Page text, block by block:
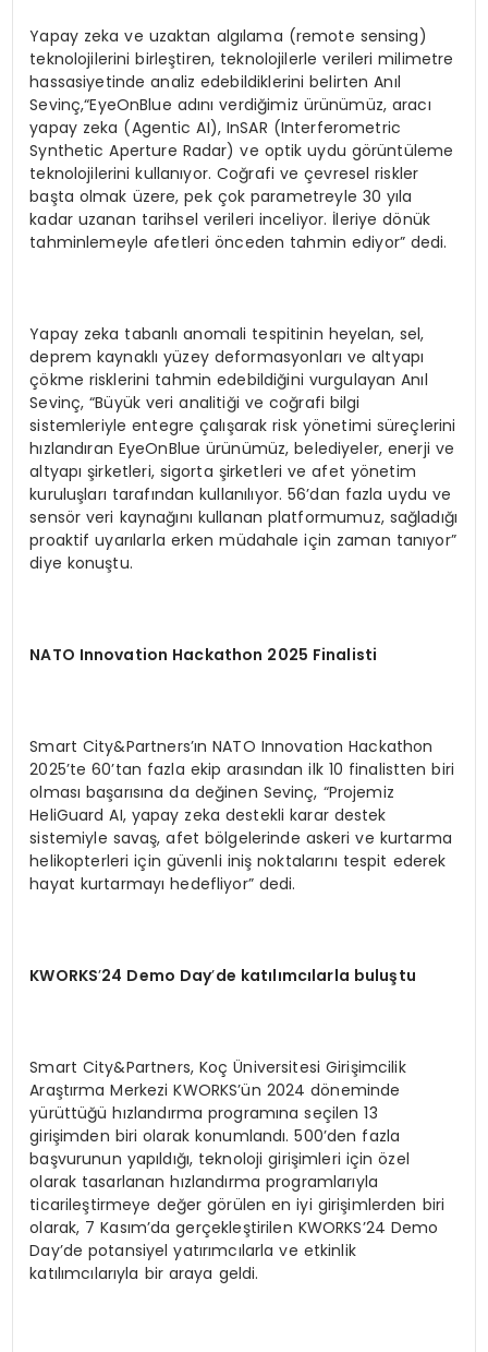
Yapay zeka ve uzaktan algılama (remote sensing)
teknolojilerini birleştiren, teknolojilerle verileri milimetre
hassasiyetinde analiz edebildiklerini belirten Anıl
Sevinç,“EyeOnBlue adını verdiğimiz ürünümüz, aracı
yapay zeka (Agentic AI), InSAR (Interferometric
Synthetic Aperture Radar) ve optik uydu görüntüleme
teknolojilerini kullanıyor. Coğrafi ve çevresel riskler
başta olmak üzere, pek çok parametreyle 30 yıla
kadar uzanan tarihsel verileri inceliyor. İleriye dönük
tahminlemeyle afetleri önceden tahmin ediyor” dedi.
Yapay zeka tabanlı anomali tespitinin heyelan, sel,
deprem kaynaklı yüzey deformasyonları ve altyapı
çökme risklerini tahmin edebildiğini vurgulayan Anıl
Sevinç, “Büyük veri analitiği ve coğrafi bilgi
sistemleriyle entegre çalışarak risk yönetimi süreçlerini
hızlandıran EyeOnBlue ürünümüz, belediyeler, enerji ve
altyapı şirketleri, sigorta şirketleri ve afet yönetim
kuruluşları tarafından kullanılıyor. 56’dan fazla uydu ve
sensör veri kaynağını kullanan platformumuz, sağladığı
proaktif uyarılarla erken müdahale için zaman tanıyor”
diye konuştu.
NATO Innovation Hackathon 2025 Finalisti
Smart City&Partners’ın NATO Innovation Hackathon
2025’te 60’tan fazla ekip arasından ilk 10 finalistten biri
olması başarısına da değinen Sevinç, “Projemiz
HeliGuard AI, yapay zeka destekli karar destek
sistemiyle savaş, afet bölgelerinde askeri ve kurtarma
helikopterleri için güvenli iniş noktalarını tespit ederek
hayat kurtarmayı hedefliyor” dedi.
KWORKS’24 Demo Day’de katılımcılarla buluştu
Smart City&Partners, Koç Üniversitesi Girişimcilik
Araştırma Merkezi KWORKS’ün 2024 döneminde
yürüttüğü hızlandırma programına seçilen 13
girişimden biri olarak konumlandı. 500’den fazla
başvurunun yapıldığı, teknoloji girişimleri için özel
olarak tasarlanan hızlandırma programlarıyla
ticarileştirmeye değer görülen en iyi girişimlerden biri
olarak, 7 Kasım’da gerçekleştirilen KWORKS’24 Demo
Day’de potansiyel yatırımcılarla ve etkinlik
katılımcılarıyla bir araya geldi.